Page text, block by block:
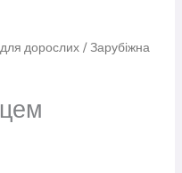
дорослих/Зарубіжна